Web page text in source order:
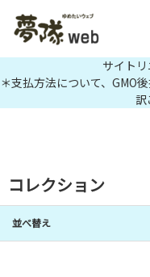
サイトリ
＊支払方法について、GMO
訳
コレクション
並べ替え